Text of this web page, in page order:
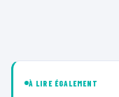
À LIRE ÉGALEMENT